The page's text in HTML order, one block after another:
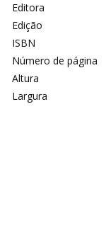
Editora
Edição
ISBN
Número de página
Altura
Largura